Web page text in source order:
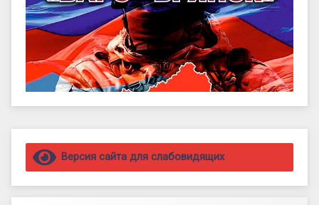
Правый сайдбар
Версия сайта для слабовидящих